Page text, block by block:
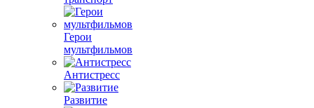
Герои
мультфильмов
Антистресс
Развитие